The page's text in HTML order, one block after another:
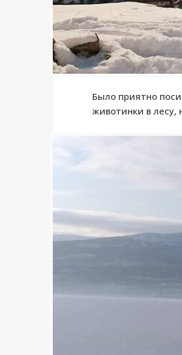
Было приятно
животинки в лесу,